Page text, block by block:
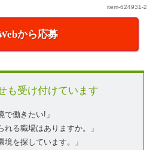
item-624931-2
から応募
も受け付けています
で働きたい!」
れる職場はありますか。」
境を探しています。」